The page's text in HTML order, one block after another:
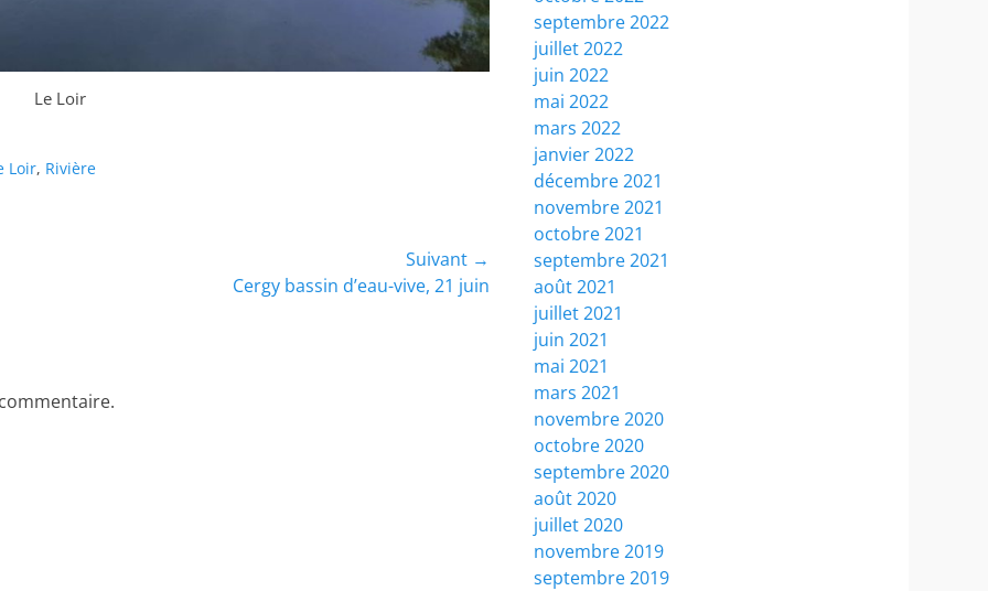
Le Loir
Loir, Rivière
Suivant →
Cergy bassin d’eau-vive, 21 juin
septembre 2022
juillet 2022
juin 2022
mai 2022
mars 2022
janvier 2022
décembre 2021
novembre 2021
octobre 2021
septembre 2021
août 2021
juillet 2021
juin 2021
mai 2021
mars 2021
novembre 2020
octobre 2020
septembre 2020
août 2020
juillet 2020
novembre 2019
septembre 2019